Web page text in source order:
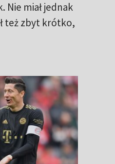
Nie miał jednak
też zbyt krótko,